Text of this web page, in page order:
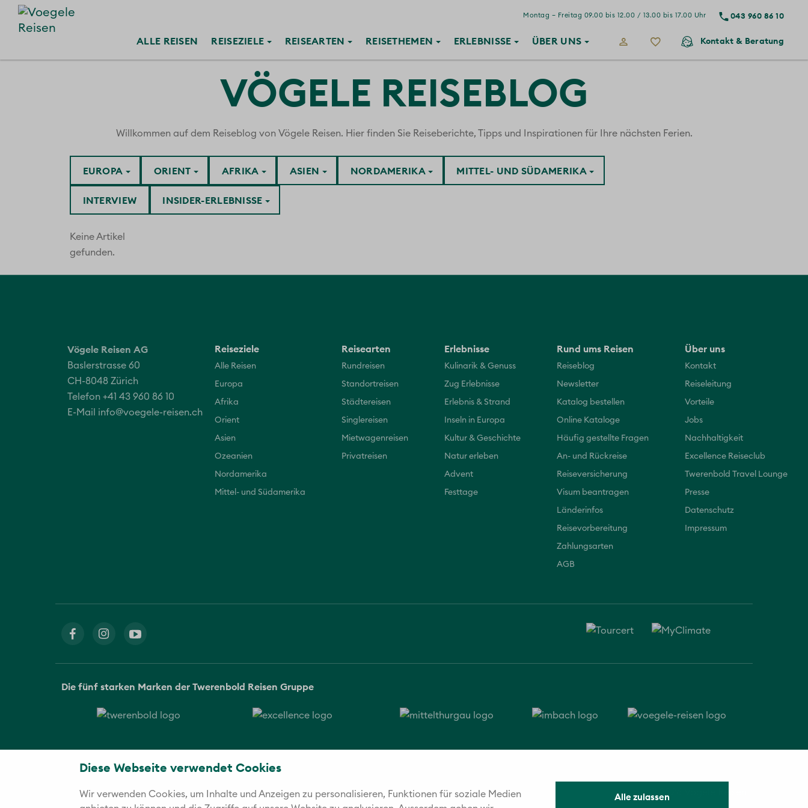
Diese Webseite verwendet Cookies
Wir verwenden Cookies, um Inhalte und Anzeigen zu personalisieren, Funktionen für soziale Medien
Alle zulassen
043 960 86 10
Montag – Freitag 09.00 bis 12.00 / 13.00 bis 17.00 Uhr
ALLE REISEN REISEZIELE REISEARTEN REISETHEMEN ERLEBNISSE ÜBER UNS Kontakt & Beratung
VÖGELE REISEBLOG
Willkommen auf dem Reiseblog von Vögele Reisen. Hier finden Sie Reiseberichte, Tipps und Inspirationen für Ihre nächsten Ferien.
AFRIKA ASIEN
EUROPA
INSIDER-ERLEBNISSE
INTERVIEW
MITTEL- UND SÜDAMERIKA
NORDAMERIKA
ORIENT
Keine Artikel
gefunden.
Vögele Reisen AG
Baslerstrasse 60
CH-8048 Zürich
Telefon +41 43 960 86 10
E-Mail info@voegele-reisen.ch
Reiseziele
Alle Reisen
Europa
Afrika
Orient
Asien
Ozeanien
Nordamerika
Mittel- und Südamerika
Reisearten
Rundreisen
Standortreisen
Städtereisen
Singlereisen
Mietwagenreisen
Privatreisen
Erlebnisse
Kulinarik & Genuss
Zug Erlebnisse
Erlebnis & Strand
Inseln in Europa
Kultur & Geschichte
Natur erleben
Advent
Festtage
Rund ums Reisen
Reiseblog
Newsletter
Katalog bestellen
Online Kataloge
Häufig gestellte Fragen
An- und Rückreise
Reiseversicherung
Visum beantragen
Länderinfos
Reisevorbereitung
Zahlungsarten
AGB
Über uns
Kontakt
Reiseleitung
Vorteile
Jobs
Nachhaltigkeit
Excellence Reiseclub
Twerenbold Travel Lounge
Presse
Datenschutz
Impressum
Die fünf starken Marken der Twerenbold Reisen Gruppe